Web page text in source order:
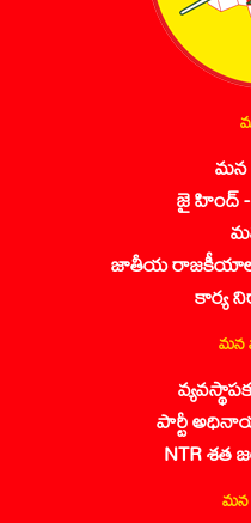
మన
జై హింద్ -
జాతీయ రాజకీయాలపై
కార్య
మన
పార్టీ
NTR శత